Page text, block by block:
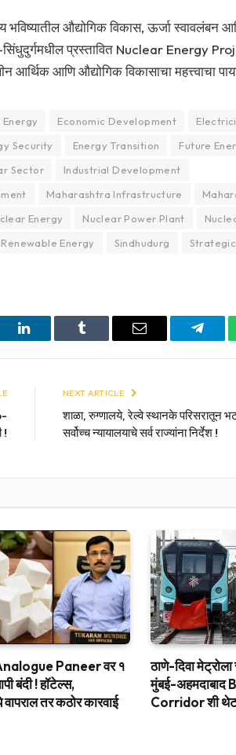
भविष्यातील औद्योगिक विकास, ऊर्जा स्वावलंबन
सिंधुदुर्गमधील प्रस्तावित Nuclear Energy
आर्थिक आणि औद्योगिक विकासाचा महत्त्वाचा
Energy Economic Development
Security Energy Transition
Future
Sector
Industrial Development
Maharashtra Infrastructure
Energy Nuclear Power Plant
Renewable Energy Sindhudurg
LinkedIn Tumblr Email
!
NEXT ARTICLE
शाळा, रुग्णालये, रेल्वे स्थानके परिसरातून
सर्वोच्च न्यायालयाचे सर्व राज्यांना निर्देश !
Analogue Paneer वर १
बंदी ! हॉटेल्स,
तर कठोर कारवाई
ठाणे-दिवा
मुंबई-अहमदाबाद
Corridor शी थेट